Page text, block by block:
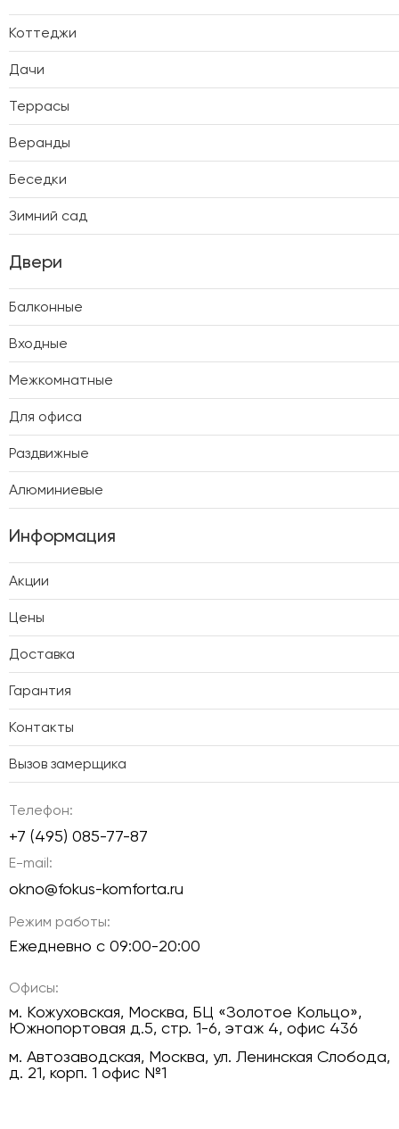
Коттеджи
Дачи
Террасы
Веранды
Беседки
Зимний сад
Двери
Балконные
Входные
Межкомнатные
Для офиса
Раздвижные
Алюминиевые
Информация
Акции
Цены
Доставка
Гарантия
Контакты
Вызов замерщика
Телефон:
+7 (495) 085-77-87
E-mail:
okno@fokus-komforta.ru
Режим работы:
Ежедневно с 09:00-20:00
Офисы:
м. Кожуховская, Москва, БЦ «Золотое Кольцо»,
Южнопортовая д.5, стр. 1-6, этаж 4, офис 436
м. Автозаводская, Москва, ул. Ленинская Слобода,
д. 21, корп. 1 офис №1